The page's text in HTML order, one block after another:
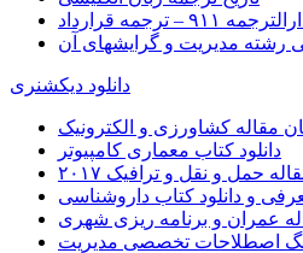
۹۱۱ – ترجمه قرارداد
رشته مدیریت و گرایشهای آن
دانلود دیکشنری
مقاله کشاورزی و الکترونیک
دانلود کتاب معماری کامپیوتر
حمل و نقل و ترافیک ۲۰۱۷
و دانلود کتاب داروشناسی
عمران و برنامه ریزی شهری
اصطلاحات تخصصی مدیریت